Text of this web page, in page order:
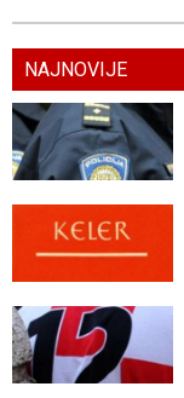
NAJNOVIJE